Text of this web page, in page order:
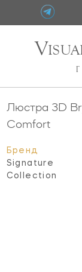
V
Люстра 3D
Comfort
Бренд
Signature
Collection